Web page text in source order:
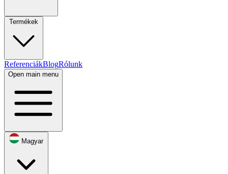
ReferenciákBlogRólunk
Open main menu
Magyar